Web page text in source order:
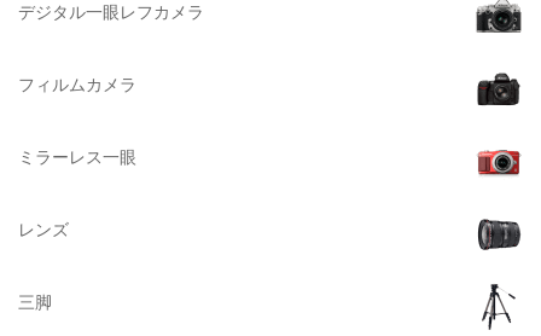
DEKO Elite（デコエリート）
Datacolor（データカラー）
A-POWER (エー・パワー)
デジタル一眼レフカメラ
フィルムカメラ
ミラーレス一眼
レンズ
三脚